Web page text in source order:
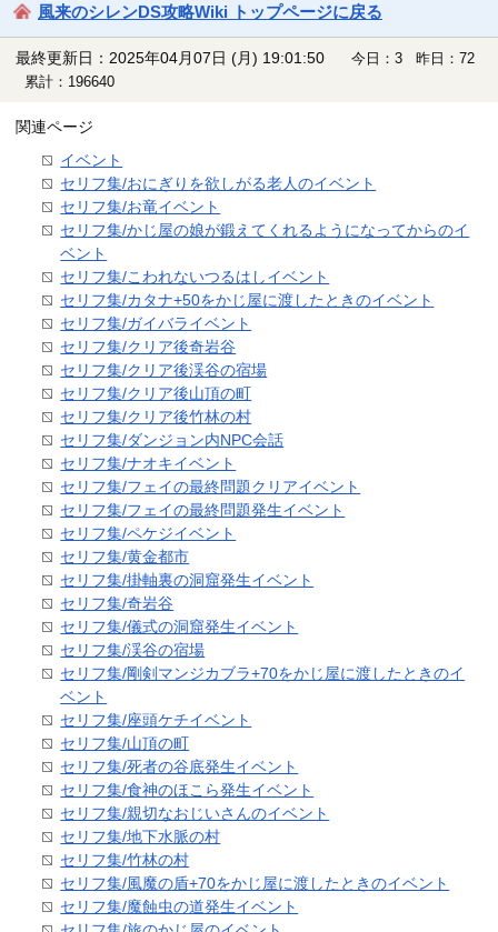
風来のシレンDS攻略Wiki トップページに戻る
最終更新日：2025年04月07日 (月) 19:01:50
今日：3 昨日：72
累計：196640
関連ページ
イベント
セリフ集/おにぎりを欲しがる老人のイベント
セリフ集/お竜イベント
セリフ集/かじ屋の娘が鍛えてくれるようになってからのイ
ベント
セリフ集/こわれないつるはしイベント
セリフ集/カタナ+50をかじ屋に渡したときのイベント
セリフ集/ガイバライベント
セリフ集/クリア後奇岩谷
セリフ集/クリア後渓谷の宿場
セリフ集/クリア後山頂の町
セリフ集/クリア後竹林の村
セリフ集/ダンジョン内NPC会話
セリフ集/ナオキイベント
セリフ集/フェイの最終問題クリアイベント
セリフ集/フェイの最終問題発生イベント
セリフ集/ペケジイベント
セリフ集/黄金都市
セリフ集/掛軸裏の洞窟発生イベント
セリフ集/奇岩谷
セリフ集/儀式の洞窟発生イベント
セリフ集/渓谷の宿場
セリフ集/剛剣マンジカブラ+70をかじ屋に渡したときのイ
ベント
セリフ集/座頭ケチイベント
セリフ集/山頂の町
セリフ集/死者の谷底発生イベント
セリフ集/食神のほこら発生イベント
セリフ集/親切なおじいさんのイベント
セリフ集/地下水脈の村
セリフ集/竹林の村
セリフ集/風魔の盾+70をかじ屋に渡したときのイベント
セリフ集/魔蝕虫の道発生イベント